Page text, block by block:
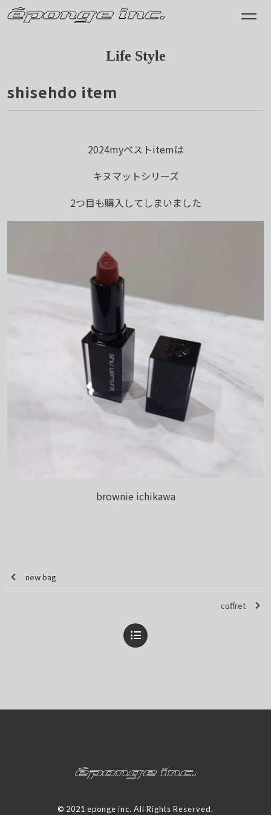
Life Style
shisehdo item
2024myベストitemは
キヌマットシリーズ
2つ目も購入してしまいました
brownie ichikawa
new bag
coffret
© 2021 eponge inc. All Rights Reserved.